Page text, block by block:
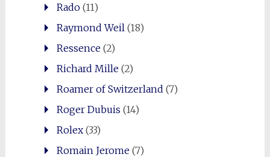
Rado(11)
Raymond Weil (18)
Ressence(2)
Richard Mille(2)
Roamer of Switzerland (7)
Roger Dubuis (14)
Rolex(33)
Romain Jerome(7)